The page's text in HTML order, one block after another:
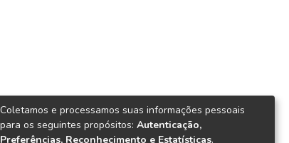
Coletamos e processamos suas informações pessoais
para os seguintes propósitos: Autenticação,
Preferências, Reconhecimento e Estatísticas.